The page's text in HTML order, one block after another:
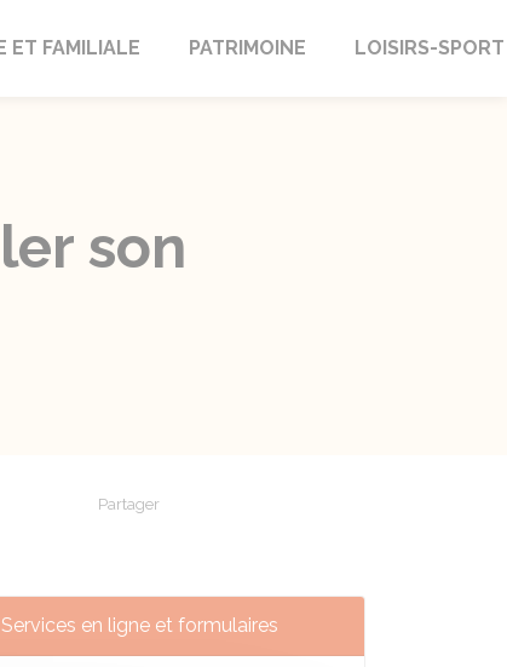
ET FAMILIALE PATRIMOINE LOISIRS-SPORT
son
Partager
Services en ligne et formulaires